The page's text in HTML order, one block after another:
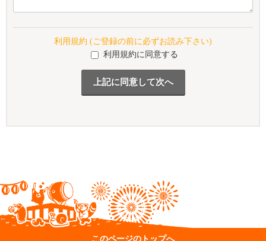
利用規約 (ご登録の前に必ずお読み下さい)
利用規約に同意する
このページのトップへ